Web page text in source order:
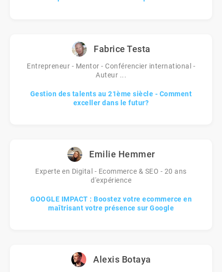
Fabrice Testa
Entrepreneur - Mentor - Conférencier international -
Auteur ...
Gestion des talents au 21ème siècle - Comment
exceller dans le futur?
Emilie Hemmer
Experte en Digital - Ecommerce & SEO - 20 ans
d'expérience
GOOGLE IMPACT : Boostez votre ecommerce en
maîtrisant votre présence sur Google
Alexis Botaya